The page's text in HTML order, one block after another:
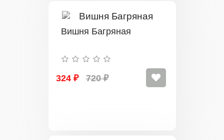
Вишня Багряная
324 ₽ 720 ₽